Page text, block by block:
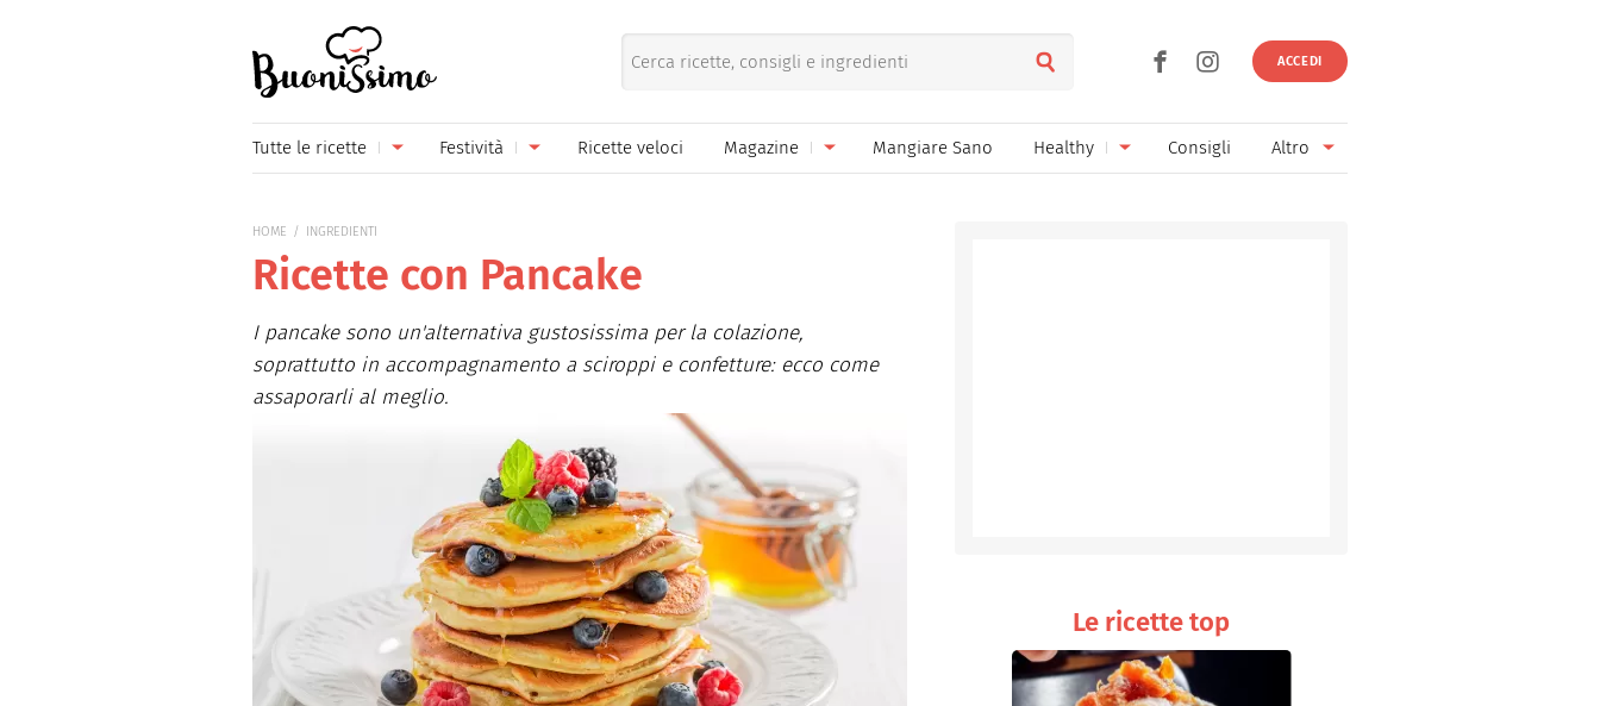
ACCEDI
Tutte le ricette
Primi piatti Pane pizza focacce
Piatti unici Marmellate e confetture
Contorni
Ricette di base
Bevande
Festività
Carnevale
Festa della Mamma
Halloween
Natale
Pasqua
San Valentino
Ricette veloci Magazine Mangiare Sano Healthy Consigli Altro
HOME INGREDIENTI
Ricette con Pancake
I pancake sono un'alternativa gustosissima per la colazione,
soprattutto in accompagnamento a sciroppi e confetture: ecco come
assaporarli al meglio.
Le ricette top